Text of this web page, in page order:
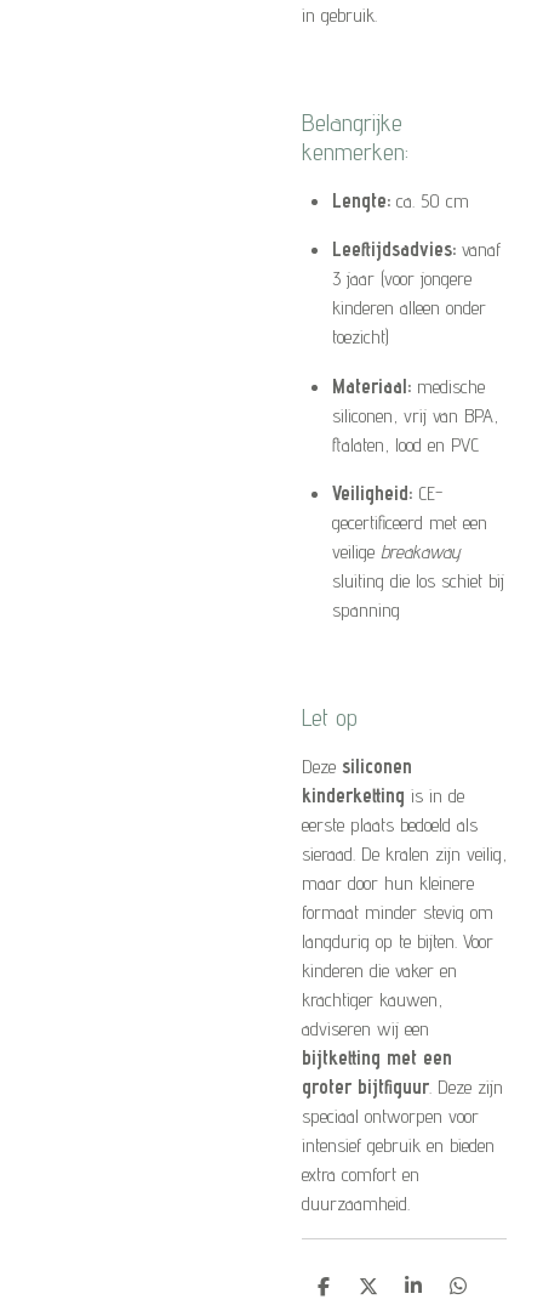
in gebruik.
Belangrijke
kenmerken:
Lengte:ca. 50 cm
Leeftijdsadvies:vanaf
3 jaar (voor jongere
kinderen alleen onder
toezicht)
Materiaal:medische
siliconen, vrij van BPA,
ftalaten, lood en PVC
Veiligheid:CE-
gecertificeerd met een
veilige breakaway
sluiting die los schiet bij
spanning
Let op
Deze siliconen
kinderketting is in de
eerste plaats bedoeld als
sieraad. De kralen zijn veilig,
maar door hun kleinere
formaat minder stevig om
langdurig op te bijten. Voor
kinderen die vaker en
krachtiger kauwen,
adviseren wij een
bijtketting met een
groter bijtfiguur. Deze zijn
speciaal ontworpen voor
intensief gebruik en bieden
extra comfort en
duurzaamheid.
D
D
S
D